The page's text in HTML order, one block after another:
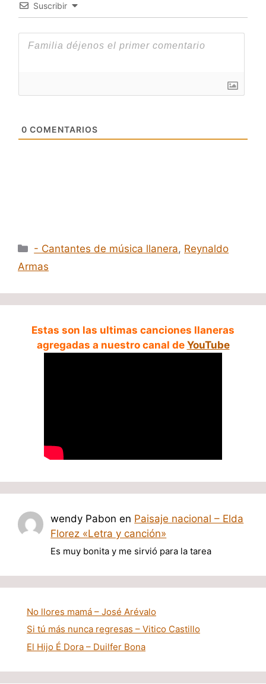
Suscribir
0 COMENTARIOS
Categorías
- Cantantes de música llanera, Reynaldo
Armas
Estas son las ultimas canciones llaneras
agregadas a nuestro canal de YouTube
wendy Pabon en Paisaje nacional – Elda
Florez «Letra y canción»
Es muy bonita y me sirvió para la tarea
No llores mamá – José Arévalo
Si tú más nunca regresas – Vitico Castillo
El Hijo É Dora – Duilfer Bona